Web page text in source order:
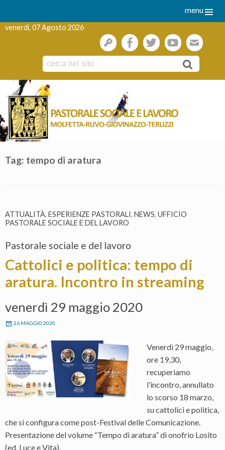
menu
venerdì, 07 Agosto 2026
gestionefacebooktwitteryoutube
Tag: tempo di aratura
ATTUALITÀ, ESPERIENZE PASTORALI, NEWS, UFFICIO
PASTORALE SOCIALE E DEL LAVORO
Pastorale sociale e del lavoro
Cattolici e politica: tempo di
aratura. Incontro in streaming
venerdì 29 maggio 2020
26 MAGGIO 2020
Venerdì 29 maggio,
ore 19,30,
recuperiamo
l’incontro, annullato
lo scorso 18 marzo,
su cattolici e politica,
che si configura come post-Festival delle Comunicazione.
Presentazione del volume “Tempo di aratura” di onofrio Losito
(ed. Luce e Vita).